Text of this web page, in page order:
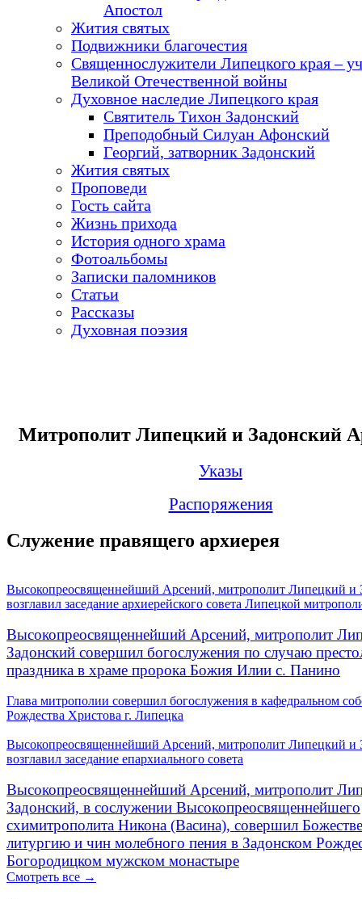
Апостол
Жития святых
Подвижники благочестия
Священнослужители Липецкого края –
Великой Отечественной войны
Духовное наследие Липецкого края
Святитель Тихон Задонский
Преподобный Силуан Афонский
Георгий, затворник Задонский
Жития святых
Проповеди
Гость сайта
Жизнь прихода
История одного храма
Фотоальбомы
Записки паломников
Статьи
Рассказы
Духовная поэзия
Митрополит Липецкий и Задонский
Указы
Распоряжения
Служение правящего архиерея
Высокопреосвященнейший Арсений, митрополит Липецкий и
возглавил заседание архиерейского совета Липецкой
Высокопреосвященнейший Арсений, митрополит
Задонский совершил богослужения по случаю
праздника в храме пророка Божия Илии с. Панино
Глава митрополии совершил богослужения в кафедральном
Рождества Христова г. Липецка
Высокопреосвященнейший Арсений, митрополит Липецкий и
возглавил заседание епархиального совета
Высокопреосвященнейший Арсений, митрополит
Задонский, в сослужении Высокопреосвященнейшего
схимитрополита Никона (Васина), совершил
литургию и чин молебного пения в Задонском
Богородицком мужском монастыре
Смотреть все →